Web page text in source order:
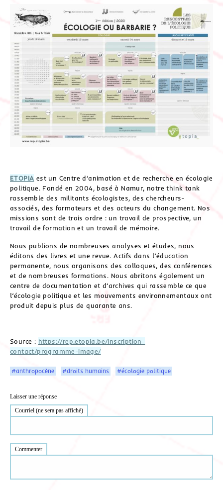
ETOPIA est un Centre d’animation et de recherche en écologie
politique. Fondé en 2004, basé à Namur, notre think tank
rassemble des militants écologistes, des chercheurs-
associés, des formateurs et des acteurs du changement. Nos
missions sont de trois ordre : un travail de prospective, un
travail de formation et un travail de mémoire.
Nous publions de nombreuses analyses et études, nous
éditons des livres et une revue. Actifs dans l’éducation
permanente, nous organisons des colloques, des conférences
et de nombreuses formations. Nous abritons également un
centre de documentation et d’archives qui rassemble ce que
l’écologie politique et les mouvements environnementaux ont
produit depuis plus de quarante ans.
Source : https://rep.etopia.be/inscription-
contact/programme-image/
#anthropocène #droits humains #écologie politique
Laisser une réponse
Courriel (ne sera pas affiché)
Commenter